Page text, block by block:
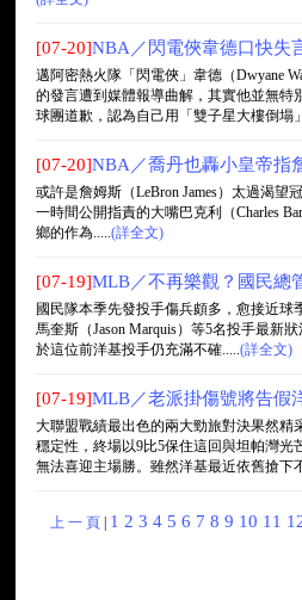
[07-20]NBA／閃電俠韋德口快失
邁阿密熱火隊「閃電俠」韋德（Dwyane
的發言遭到媒體報導曲解，其實他並無
球團道歉，認為自己用「雙子星大樓倒塌
[07-20]NBA／喬丹也轟小皇帝指
或許是詹姆斯（LeBron James）太過渴
一時間公開指責的大嘴巴克利（Charles
鄉的作為.....(詳全文)
[07-19]MLB／不再樂觀？國民總
國民隊本季先發投手傷兵頗多，愈接近球
馬奎斯（Jason Marquis）等5名投手最新
於這位前洋基投手仍充滿不確.....(詳全文)
[07-19]MLB／老派掛傷號將告假
大聯盟戰績最出色的兩大勁旅對決果然
穩定性，終場以9比5保住這回與坦帕灣光
無法喜迎主場勝。雖然洋基最近依舊搶下
上 一 頁| 1 2 3 4 5 6 7 8 9 10 11